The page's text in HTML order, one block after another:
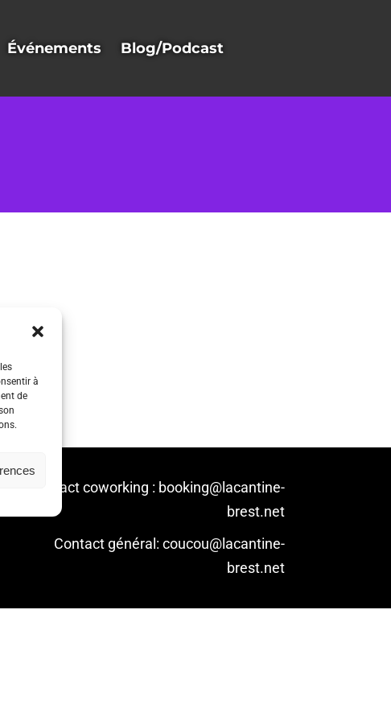
à
de
Événements Blog/Podcast
Contact coworking : booking@lacantine-
brest.net
Contact général: coucou@lacantine-
brest.net